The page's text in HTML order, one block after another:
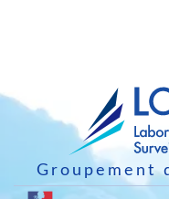
Groupement